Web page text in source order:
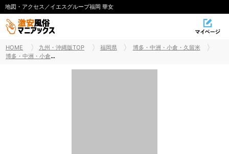
地図・アクセス／イエスグループ福岡 華女
HOME 九州・沖縄版TOP 福岡県
博多・中洲・小倉・久留米
博多・中洲・小倉・久留米デリヘル